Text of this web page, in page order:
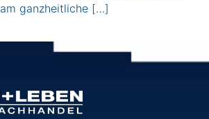
ganzheitliche […]